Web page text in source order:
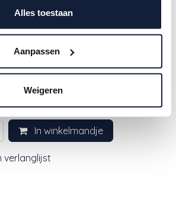
Alles toestaan
Aanpassen
Weigeren
Air Balloons
In winkelmandje
verlanglijst